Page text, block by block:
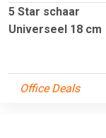
5 Star schaar
Universeel 18 cm
Office Deals